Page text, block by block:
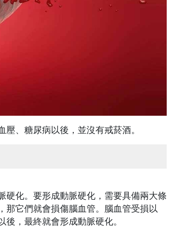
、糖尿病以後，並沒有戒菸酒。
硬化。要形成動脈硬化，需要具備兩大條
那它們就會損傷腦血管。腦血管受損以
，最終就會形成動脈硬化。